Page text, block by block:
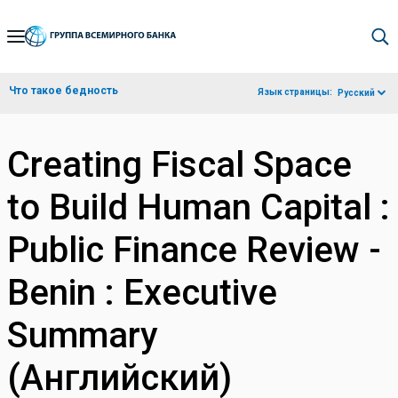
Skip
Navigation
Что такое бедность Язык страницы: Русский
Creating Fiscal Space
to Build Human Capital :
Public Finance Review -
Benin : Executive
Summary
(Английский)